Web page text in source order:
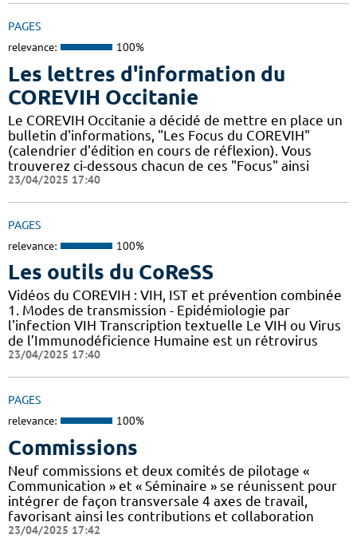
PAGES
relevance: 100%
Les lettres d'information du
COREVIH Occitanie
Le COREVIH Occitanie a décidé de mettre en place un
bulletin d'informations, "Les Focus du COREVIH"
(calendrier d'édition en cours de réflexion). Vous
trouverez ci-dessous chacun de ces "Focus" ainsi
23/04/2025 17:40
PAGES
relevance: 100%
Les outils du CoReSS
Vidéos du COREVIH : VIH, IST et prévention combinée
1. Modes de transmission - Epidémiologie par
l'infection VIH Transcription textuelle Le VIH ou Virus
de l’Immunodéficience Humaine est un rétrovirus
23/04/2025 17:40
PAGES
relevance: 100%
Commissions
Neuf commissions et deux comités de pilotage «
Communication » et « Séminaire » se réunissent pour
intégrer de façon transversale 4 axes de travail,
favorisant ainsi les contributions et collaboration
23/04/2025 17:42